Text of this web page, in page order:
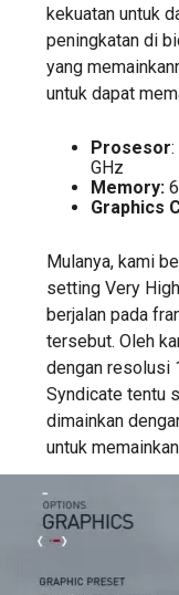
kekuatan untuk
peningkatan di
yang
untuk dapat
Prosesor
GHz
Memory:6
Graphics
Mulanya, kami
setting Very
berjalan pada
tersebut. Oleh
dengan resolusi
Syndicate tentu
dimainkan
untuk